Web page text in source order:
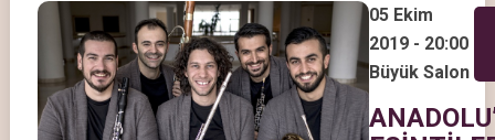
05 Ekim
2019 - 20:00
Büyük Salon